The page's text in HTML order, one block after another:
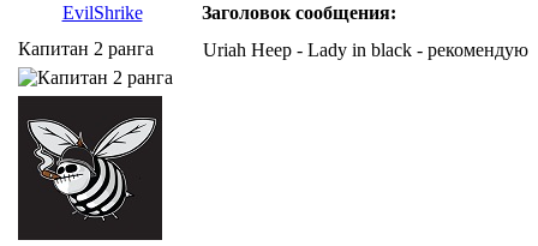
EvilShrike
Заголовок сообщения:
Капитан 2 ранга
Uriah Heep - Lady in black - рекомендую